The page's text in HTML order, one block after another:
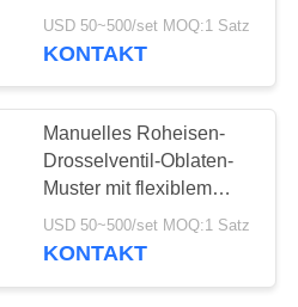
ohne Pin
USD 50~500/set MOQ:1 Satz
KONTAKT
Manuelles Roheisen-
Drosselventil-Oblaten-
Muster mit flexiblem
Flansch-Ende
USD 50~500/set MOQ:1 Satz
KONTAKT